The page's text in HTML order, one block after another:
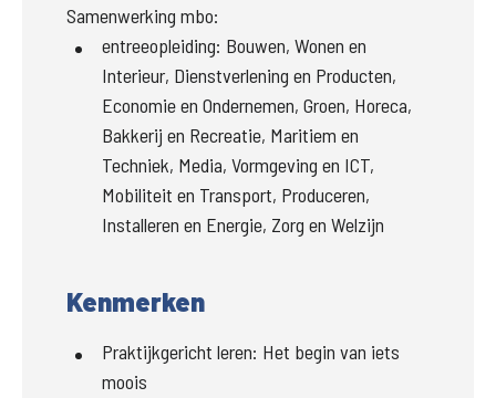
Samenwerking mbo:
entreeopleiding: Bouwen, Wonen en
Interieur, Dienstverlening en Producten,
Economie en Ondernemen, Groen, Horeca,
Bakkerij en Recreatie, Maritiem en
Techniek, Media, Vormgeving en ICT,
Mobiliteit en Transport, Produceren,
Installeren en Energie, Zorg en Welzijn
Kenmerken
Praktijkgericht leren: Het begin van iets
moois